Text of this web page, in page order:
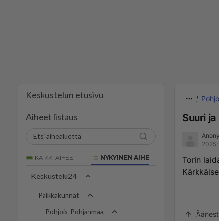
Keskustelun etusivu
Aiheet listaus
KAIKKI AIHEET NYKYINEN AIHE
Keskustelu24
Paikkakunnat
Pohjois-Pohjanmaa
Suuri
2025-
Torin